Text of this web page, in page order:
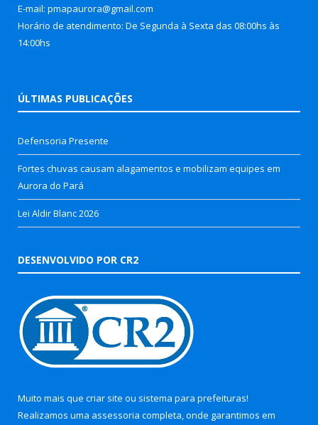
E-mail: pmapaurora@gmail.com
Horário de atendimento: De Segunda à Sexta das 08:00hs às
14:00hs
ÚLTIMAS PUBLICAÇÕES
Defensoria Presente
Fortes chuvas causam alagamentos e mobilizam equipes em
Aurora do Pará
Lei Aldir Blanc 2026
DESENVOLVIDO POR CR2
Muito mais que criar site ou sistema para prefeituras!
Realizamos uma assessoria completa, onde garantimos em